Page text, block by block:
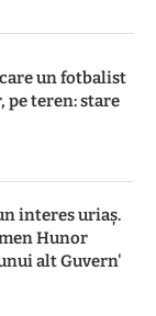
un fotbalist
pe teren: stare
interes uriaș.
Hunor
alt Guvern'